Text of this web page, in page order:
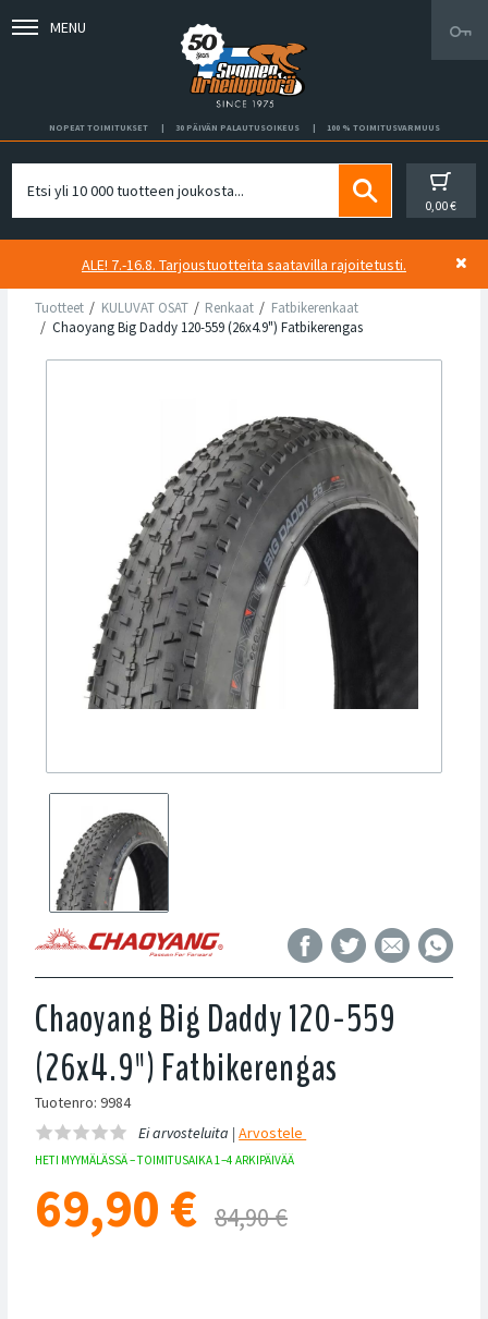
MENU
NOPEAT TOIMITUKSET 30 PÄIVÄN PALAUTUSOIKEUS 100 % TOIMITUSVARMUUS
0,00 €
ALE! 7.-16.8. Tarjoustuotteita saatavilla rajoitetusti.
Tuotteet KULUVAT OSAT Renkaat
Fatbikerenkaat
Chaoyang Big Daddy 120-559 (26x4.9") Fatbikerengas
Chaoyang Big Daddy 120-559
(26x4.9") Fatbikerengas
Tuotenro: 9984
Ei arvosteluita |Arvostele
HETI MYYMÄLÄSSÄ – TOIMITUSAIKA 1–4 ARKIPÄIVÄÄ
69,90 € 84,90 €